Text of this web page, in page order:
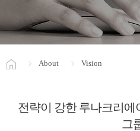
About Vision
전략이 강한 루나크리
그